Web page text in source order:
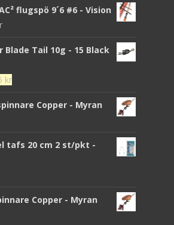
flugspö 9´6 #6 - Vision
Blade Tail 10g - 15 Black
krDet
priset Copper - Myran
tafs 20 cm 2 st/pkt -
Copper - Myran